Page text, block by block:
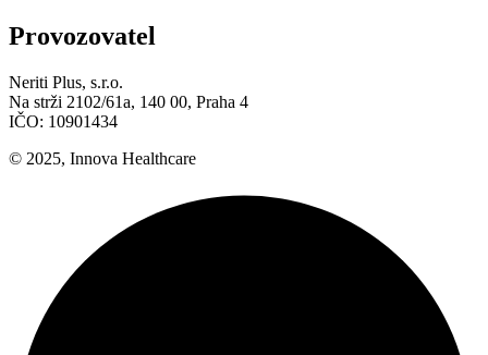
Provozovatel
Neriti Plus, s.r.o.
Na strži 2102/61a, 140 00, Praha 4
IČO: 10901434
© 2025, Innova Healthcare